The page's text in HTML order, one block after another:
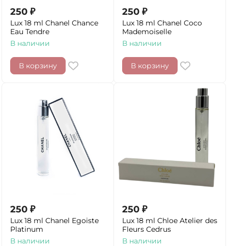
250 ₽
Lux 18 ml Chanel Chance
Eau Tendre
В наличии
В корзину
250 ₽
Lux 18 ml Chanel Coco
Mademoiselle
В наличии
В корзину
250 ₽
Lux 18 ml Chanel Egoiste
Platinum
В наличии
250 ₽
Lux 18 ml Chloe Atelier des
Fleurs Cedrus
В наличии